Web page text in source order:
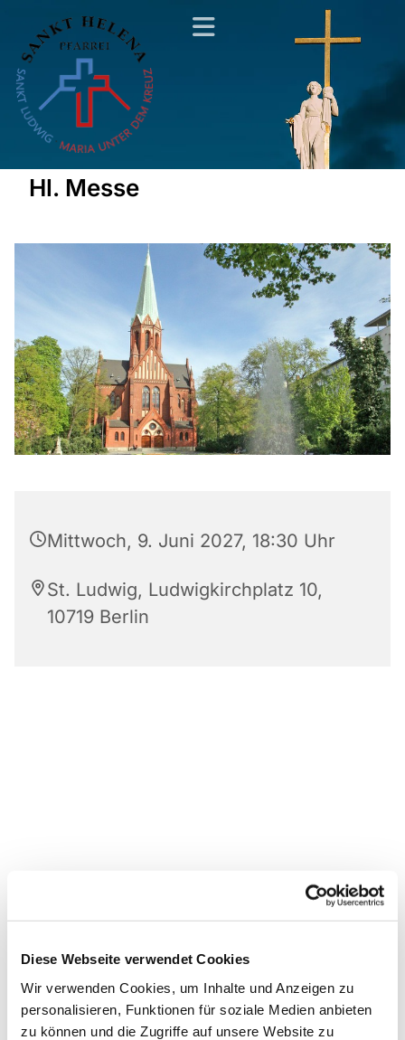
Diese Webseite verwendet Cookies
Wir verwenden Cookies, um Inhalte und Anzeigen zu
personalisieren, Funktionen für soziale Medien anbieten
zu können und die Zugriffe auf unsere Website zu
Hl. Messe
Mittwoch, 9. Juni 2027, 18:30 Uhr
St. Ludwig, Ludwigkirchplatz 10,
10719 Berlin